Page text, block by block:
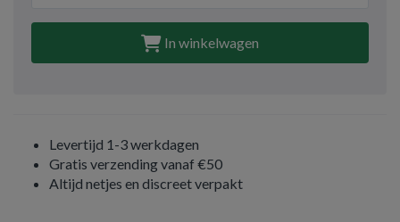
In winkelwagen
Levertijd 1-3 werkdagen
Gratis verzending vanaf €50
Altijd netjes en discreet verpakt